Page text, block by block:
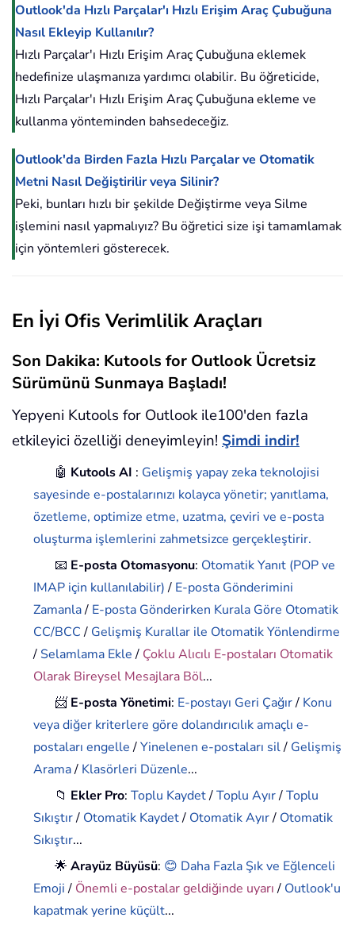
Outlook'da Hızlı Parçalar'ı Hızlı Erişim Araç Çubuğuna
Nasıl Ekleyip Kullanılır?
Hızlı Parçalar'ı Hızlı Erişim Araç Çubuğuna eklemek
hedefinize ulaşmanıza yardımcı olabilir. Bu öğreticide,
Hızlı Parçalar'ı Hızlı Erişim Araç Çubuğuna ekleme ve
kullanma yönteminden bahsedeceğiz.
Outlook'da Birden Fazla Hızlı Parçalar ve Otomatik
Metni Nasıl Değiştirilir veya Silinir?
Peki, bunları hızlı bir şekilde Değiştirme veya Silme
işlemini nasıl yapmalıyız? Bu öğretici size işi tamamlamak
için yöntemleri gösterecek.
En İyi Ofis Verimlilik Araçları
Son Dakika: Kutools for Outlook Ücretsiz
Sürümünü Sunmaya Başladı!
Yepyeni Kutools for Outlook ile100'den fazla
etkileyici özelliği deneyimleyin! Şimdi indir!
🤖 Kutools AI : Gelişmiş yapay zeka teknolojisi
sayesinde e-postalarınızı kolayca yönetir; yanıtlama,
özetleme, optimize etme, uzatma, çeviri ve e-posta
oluşturma işlemlerini zahmetsizce gerçekleştirir.
📧 E-posta Otomasyonu: Otomatik Yanıt (POP ve
IMAP için kullanılabilir)/ E-posta Gönderimini
Zamanla/ E-posta Gönderirken Kurala Göre Otomatik
CC/BCC/ Gelişmiş Kurallar ile Otomatik Yönlendirme
/ Selamlama Ekle/ Çoklu Alıcılı E-postaları Otomatik
Olarak Bireysel Mesajlara Böl...
📨 E-posta Yönetimi: E-postayı Geri Çağır/ Konu
veya diğer kriterlere göre dolandırıcılık amaçlı e-
postaları engelle/Yinelenen e-postaları sil/ Gelişmiş
Arama/ Klasörleri Düzenle...
📁 Ekler Pro:Toplu Kaydet/Toplu Ayır/Toplu
Sıkıştır/ Otomatik Kaydet/ Otomatik Ayır/ Otomatik
Sıkıştır...
🌟Arayüz Büyüsü: 😊 Daha Fazla Şık ve Eğlenceli
Emoji/ Önemli e-postalar geldiğinde uyarı/ Outlook'u
kapatmak yerine küçült...